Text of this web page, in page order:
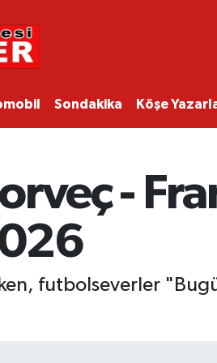
Sondakika Köşe
-
futbolseverler